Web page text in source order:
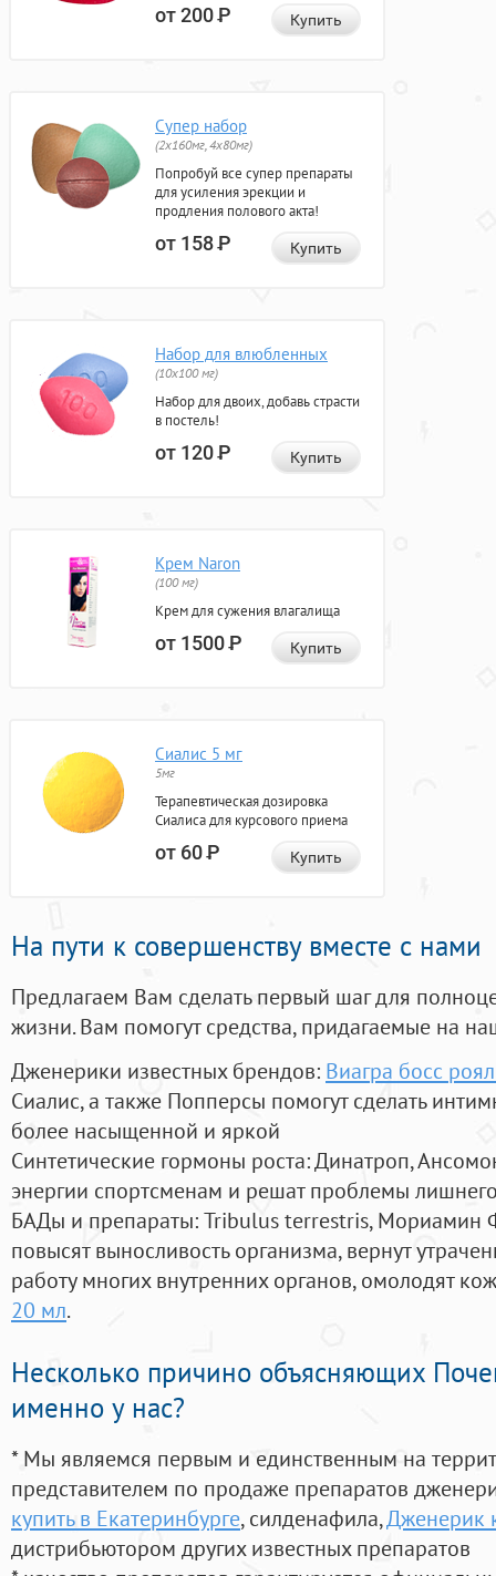
от 200Р Купить
Супер набор
(2х160мг, 4х80мг)
Попробуй все супер препараты
для усиления эрекции и
продления полового акта!
от 158Р Купить
Набор для влюбленных
(10х100 мг)
Набор для двоих, добавь страсти
в постель!
от 120Р Купить
Крем Naron
(100 мг)
Крем для сужения влагалища
от 1500Р Купить
Сиалис 5 мг
5мг
Терапевтическая дозировка
Сиалиса для курсового приема
от 60Р Купить
На пути к совершенству вместе с нами
Предлагаем Вам сделать первый шаг для
жизни. Вам помогут средства, придагаемые на
Дженерики известных брендов: Виагра босс
Сиалис, а также Попперсы помогут сделать
более насыщенной и яркой
Синтетические гормоны роста: Динатроп,
энергии спортсменам и решат проблемы
БАДы и препараты:Tribulus terrestris, Мориамин
повысят выносливость организма, вернут
работу многих внутренних органов, омолодят
20 мл.
Несколько причино объясняющих
именно у нас?
* Мы являемся первым и единственным на
представителем по продаже препаратов
купить в Екатеринбурге, силденафила,Дженерик
дистрибьютором других известных препаратов